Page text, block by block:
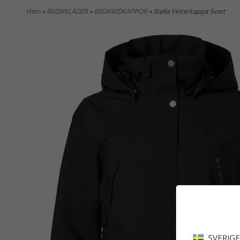
Hem »REGNKLÄDER»REGNRIDKAPPOR» Stella Vinterkappa Svart